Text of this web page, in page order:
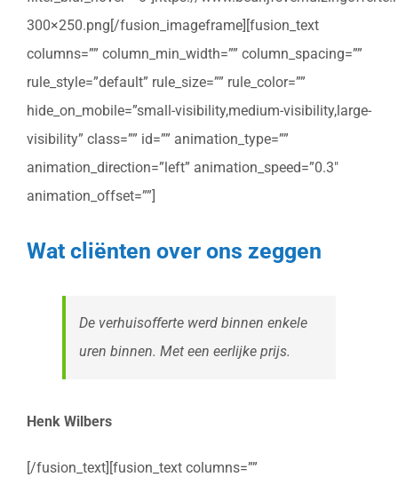
300×250.png[/fusion_imageframe][fusion_text
columns=”” column_min_width=”” column_spacing=””
rule_style=”default” rule_size=”” rule_color=””
hide_on_mobile=”small-visibility,medium-visibility,large-
visibility” class=”” id=”” animation_type=””
animation_direction=”left” animation_speed=”0.3″
animation_offset=””]
Wat cliënten over ons zeggen
De verhuisofferte werd binnen enkele
uren binnen. Met een eerlijke prijs.
Henk Wilbers
[/fusion_text][fusion_text columns=””